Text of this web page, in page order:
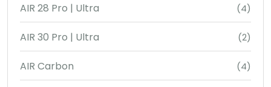
AIR 28 Pro | Ultra (4)
AIR 30 Pro | Ultra (2)
AIR Carbon (4)